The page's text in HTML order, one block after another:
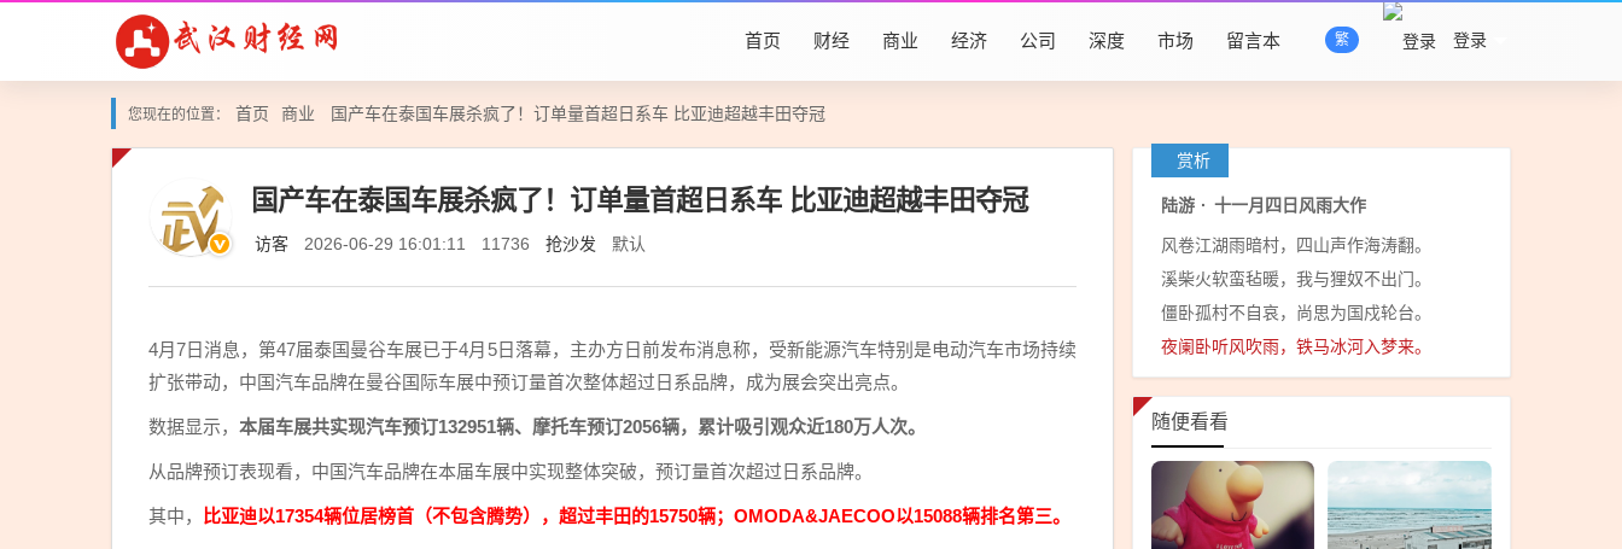
登录
繁
首页 财经 商业 经济 公司 深度 市场 留言本
您现在的位置： 首页 商业 国产车在泰国车展杀疯了！订单量首超日系车 比亚迪超越丰田夺冠
国产车在泰国车展杀疯了！订单量首超日系车 比亚迪超越丰田夺冠
访客 2026-06-29 16:01:11 11736 抢沙发 默认
4月7日消息，第47届泰国曼谷车展已于4月5日落幕，主办方日前发布消息称，受新能源汽车特别是电动汽车市场持续
扩张带动，中国汽车品牌在曼谷国际车展中预订量首次整体超过日系品牌，成为展会突出亮点。
数据显示， 本届车展共实现汽车预订132951辆、摩托车预订2056辆，累计吸引观众近180万人次。
从品牌预订表现看，中国汽车品牌在本届车展中实现整体突破，预订量首次超过日系品牌。
其中， 比亚迪以17354辆位居榜首（不包含腾势），超过丰田的15750辆；OMODA&JAECOO以15088辆排名第三。
赏析
陆游 · 十一月四日风雨大作
风卷江湖雨暗村，四山声作海涛翻。
溪柴火软蛮毡暖，我与狸奴不出门。
僵卧孤村不自哀，尚思为国戍轮台。
夜阑卧听风吹雨，铁马冰河入梦来。
随便看看